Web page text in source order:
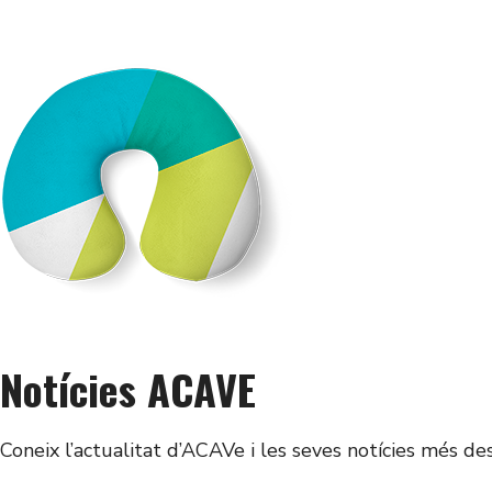
Notícies ACAVE
Coneix l’actualitat d’ACAVe i les seves notícies més